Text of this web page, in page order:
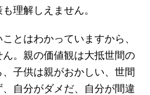
理解しえません。
とはわかっていますから、
。親の価値観は大抵世間の
子供は親がおかしい、世間
自分がダメだ、自分が間違